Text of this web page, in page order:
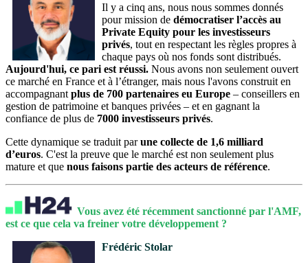
Il y a cinq ans, nous nous sommes donnés
pour mission de démocratiser l’accès au
Private Equity pour les investisseurs
privés, tout en respectant les règles propres à
chaque pays où nos fonds sont distribués.
Aujourd'hui, ce pari est réussi. Nous avons non seulement ouvert
ce marché en France et à l’étranger, mais nous l'avons construit en
accompagnant plus de 700 partenaires eu Europe – conseillers en
gestion de patrimoine et banques privées – et en gagnant la
confiance de plus de 7000 investisseurs privés.
Cette dynamique se traduit parune collecte de 1,6 milliard
d’euros. C'est la preuve que le marché est non seulement plus
mature et que nous faisons partie des acteurs de référence.
Vous avez été récemment sanctionné par l'AMF,
est ce que cela va freiner votre développement ?
Frédéric Stolar